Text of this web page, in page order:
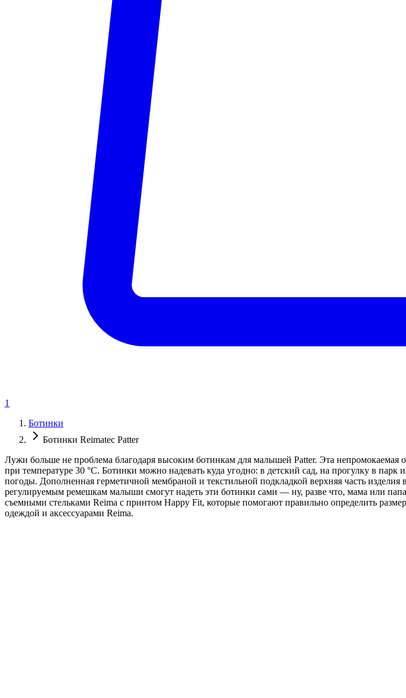
1
Ботинки
Ботинки Reimatec Patter
Лужи больше не проблема благодаря высоким ботинкам для малышей Patter. Эта непромокаемая
при температуре 30 °C. Ботинки можно надевать куда угодно: в детский сад, на прогулку в
погоды. Дополненная герметичной мембраной и текстильной подкладкой верхняя часть
регулируемым ремешкам малыши смогут надеть эти ботинки сами — ну, разве что, мама или
съемными стельками Reima с принтом Happy Fit, которые помогают правильно определить
одеждой и аксессуарами Reima.